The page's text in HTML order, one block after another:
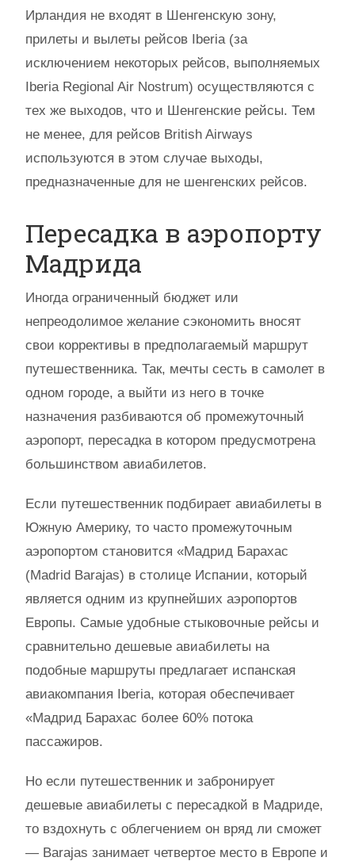
Ирландия не входят в Шенгенскую зону,
прилеты и вылеты рейсов Iberia (за
исключением некоторых рейсов, выполняемых
Iberia Regional Air Nostrum) осуществляются с
тех же выходов, что и Шенгенские рейсы. Тем
не менее, для рейсов British Airways
используются в этом случае выходы,
предназначенные для не шенгенских рейсов.
Пересадка в аэропорту
Мадрида
Иногда ограниченный бюджет или
непреодолимое желание сэкономить вносят
свои коррективы в предполагаемый маршрут
путешественника. Так, мечты сесть в самолет в
одном городе, а выйти из него в точке
назначения разбиваются об промежуточный
аэропорт, пересадка в котором предусмотрена
большинством авиабилетов.
Если путешественник подбирает авиабилеты в
Южную Америку, то часто промежуточным
аэропортом становится «Мадрид Барахас
(Madrid Barajas) в столице Испании, который
является одним из крупнейших аэропортов
Европы. Самые удобные стыковочные рейсы и
сравнительно дешевые авиабилеты на
подобные маршруты предлагает испанская
авиакомпания Iberia, которая обеспечивает
«Мадрид Барахас более 60% потока
пассажиров.
Но если путешественник и забронирует
дешевые авиабилеты с пересадкой в Мадриде,
то вздохнуть с облегчением он вряд ли сможет
— Barajas занимает четвертое место в Европе и